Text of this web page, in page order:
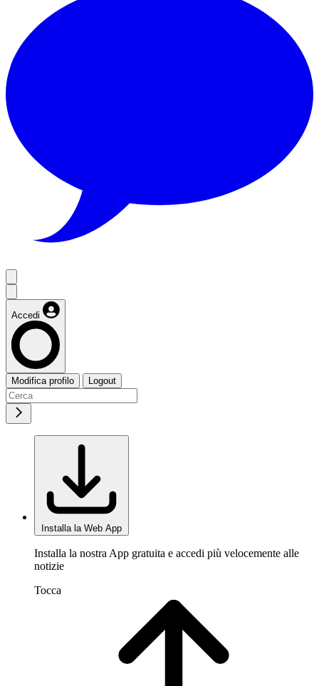
Accedi
Modifica profilo Logout
Installa la Web App
Installa la nostra App gratuita e accedi più velocemente alle
notizie
Tocca